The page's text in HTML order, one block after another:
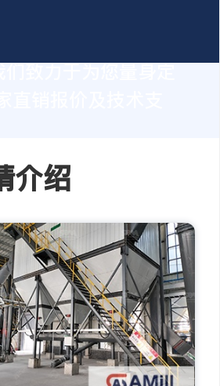
销报价及技术支
介绍